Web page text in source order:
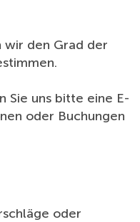
wir den Grad der
Sie uns bitte eine E-
oder Buchungen
oder